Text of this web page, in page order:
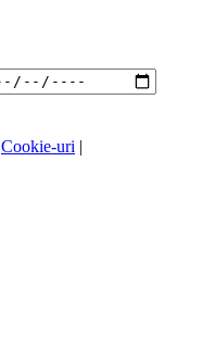
Cookie-uri |